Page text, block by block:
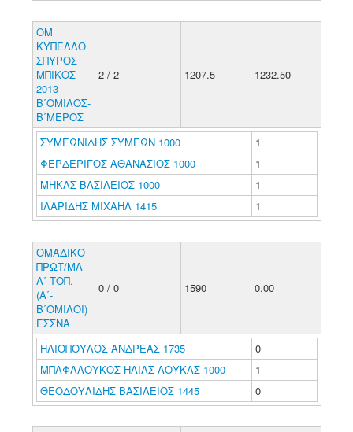
ΟΜ
ΚΥΠΕΛΛΟ
ΣΠΥΡΟΣ
ΜΠΙΚΟΣ
2013-
Β΄ΟΜΙΛΟΣ-
Β΄ΜΕΡΟΣ
2 / 2 1207.5 1232.50
ΣΥΜΕΩΝΙΔΗΣ ΣΥΜΕΩΝ 1000
1
ΦΕΡΔΕΡΙΓΟΣ ΑΘΑΝΑΣΙΟΣ 1000
1
ΜΗΚΑΣ ΒΑΣΙΛΕΙΟΣ 1000
1
ΙΛΑΡΙΔΗΣ ΜΙΧΑΗΛ 1415
1
ΟΜΑΔΙΚΟ
ΠΡΩΤ/ΜΑ
Α΄ ΤΟΠ.
(Α΄-
Β΄ΟΜΙΛΟΙ)
ΕΣΣΝΑ
0 / 0 1590 0.00
ΗΛΙΟΠΟΥΛΟΣ ΑΝΔΡΕΑΣ 1735
0
ΜΠΑΦΑΛΟΥΚΟΣ ΗΛΙΑΣ ΛΟΥΚΑΣ 1000
1
ΘΕΟΔΟΥΛΙΔΗΣ ΒΑΣΙΛΕΙΟΣ 1445
0